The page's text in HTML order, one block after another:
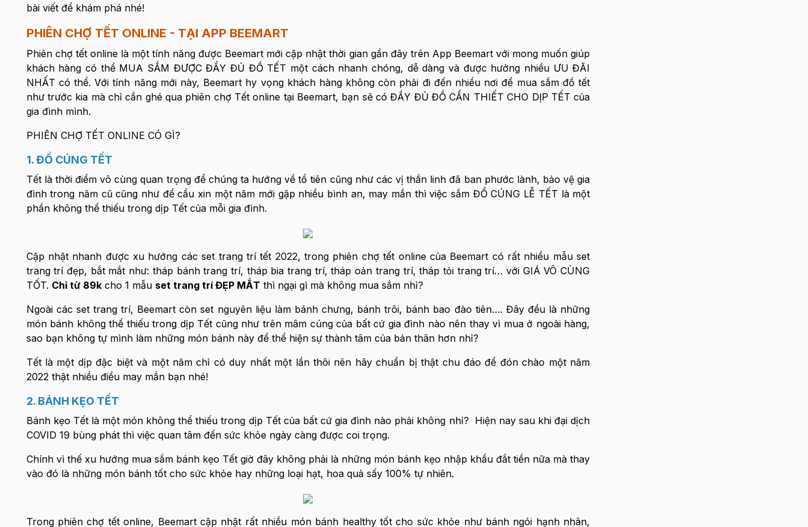
bài viết để khám phá nhé!
PHIÊN CHỢ TẾT ONLINE - TẠI APP BEEMART
Phiên chợ tết online là một tính năng được Beemart mới cập nhật thời gian gần đây trên App Beemart với mong muốn giúp
khách hàng có thể MUA SẮM ĐƯỢC ĐẦY ĐỦ ĐỒ TẾT một cách nhanh chóng, dễ dàng và được hưởng nhiều ƯU ĐÃI
NHẤT có thể. Với tính năng mới này, Beemart hy vọng khách hàng không còn phải đi đến nhiều nơi để mua sắm đồ tết
như trước kia mà chỉ cần ghé qua phiên chợ Tết online tại Beemart, bạn sẽ có ĐẦY ĐỦ ĐỒ CẦN THIẾT CHO DỊP TẾT của
gia đình mình.
PHIÊN CHỢ TẾT ONLINE CÓ GÌ?
1. ĐỒ CÚNG TẾT
Tết là thời điểm vô cùng quan trọng để chúng ta hướng về tổ tiên cũng như các vị thần linh đã ban phước lành, bảo vệ gia
đình trong năm cũ cũng như để cầu xin một năm mới gặp nhiều bình an, may mắn thì việc sắm ĐỒ CÚNG LỄ TẾT là một
phần không thể thiếu trong dịp Tết của mỗi gia đình.
Cập nhật nhanh được xu hướng các set trang trí tết 2022, trong phiên chợ tết online của Beemart có rất nhiều mẫu set
trang trí đẹp, bắt mắt như: tháp bánh trang trí, tháp bia trang trí, tháp oản trang trí, tháp tỏi trang trí… với GIÁ VÔ CÙNG
TỐT. Chỉ từ 89kcho 1 mẫu set trang trí ĐẸP MẮT thì ngại gì mà không mua sắm nhỉ?
Ngoài các set trang trí, Beemart còn set nguyên liệu làm bánh chưng, bánh trôi, bánh bao đào tiên…. Đây đều là những
món bánh không thể thiếu trong dịp Tết cũng như trên mâm cúng của bất cứ gia đình nào nên thay vì mua ở ngoài hàng,
sao bạn không tự mình làm những món bánh này để thể hiện sự thành tâm của bản thân hơn nhỉ?
Tết là một dịp đặc biệt và một năm chỉ có duy nhất một lần thôi nên hãy chuẩn bị thật chu đáo để đón chào một năm
2022 thật nhiều điều may mắn bạn nhé!
2. BÁNH KẸO TẾT
Bánh kẹo Tết là một món không thể thiếu trong dịp Tết của bất cứ gia đình nào phải không nhỉ? Hiện nay sau khi đại dịch
COVID 19 bùng phát thì việc quan tâm đến sức khỏe ngày càng được coi trọng.
Chính vì thế xu hướng mua sắm bánh kẹo Tết giờ đây không phải là những món bánh kẹo nhập khẩu đắt tiền nữa mà thay
vào đó là những món bánh tốt cho sức khỏe hay những loại hạt, hoa quả sấy 100% tự nhiên.
Trong phiên chợ tết online, Beemart cập nhật rất nhiều món bánh healthy tốt cho sức khỏe như bánh ngói hạnh nhân,